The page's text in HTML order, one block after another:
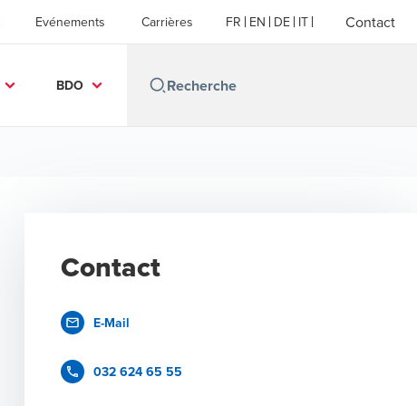
Evénements Carrières FR EN DE IT Contact
BDO
Contact
E-Mail
032 624 65 55